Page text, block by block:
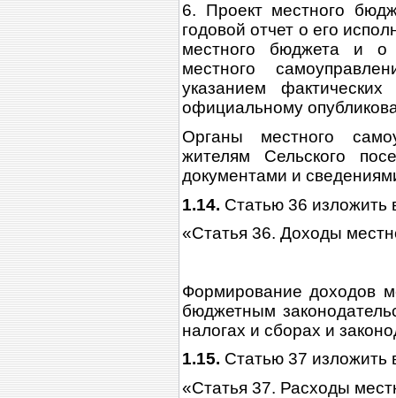
6. Проект местного
годовой отчет о его
местного бюджета и о
местного
указанием
официальному
Органы местного
жителям Сельского
документами и
1.14. Статью 36 изложить
«Статья 36. Доходы
Формирование доходов
бюджетным
налогах и сборах и
1.15. Статью 37 изложить
«Статья 37. Расходы